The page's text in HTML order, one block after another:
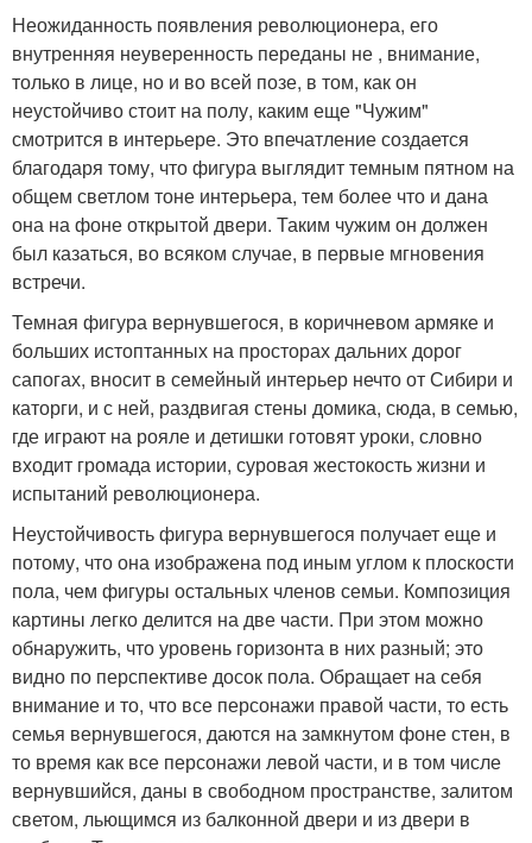
Неожиданность появления революционера, его
внутренняя неуверенность переданы не , внимание,
только в лице, но и во всей позе, в том, как он
неустойчиво стоит на полу, каким еще "Чужим"
смотрится в интерьере. Это впечатление создается
благодаря тому, что фигура выглядит темным пятном на
общем светлом тоне интерьера, тем более что и дана
она на фоне открытой двери. Таким чужим он должен
был казаться, во всяком случае, в первые мгновения
встречи.
Темная фигура вернувшегося, в коричневом армяке и
больших истоптанных на просторах дальних дорог
сапогах, вносит в семейный интерьер нечто от Сибири и
каторги, и с ней, раздвигая стены домика, сюда, в семью,
где играют на рояле и детишки готовят уроки, словно
входит громада истории, суровая жестокость жизни и
испытаний революционера.
Неустойчивость фигура вернувшегося получает еще и
потому, что она изображена под иным углом к плоскости
пола, чем фигуры остальных членов семьи. Композиция
картины легко делится на две части. При этом можно
обнаружить, что уровень горизонта в них разный; это
видно по перспективе досок пола. Обращает на себя
внимание и то, что все персонажи правой части, то есть
семья вернувшегося, даются на замкнутом фоне стен, в
то время как все персонажи левой части, и в том числе
вернувшийся, даны в свободном пространстве, залитом
светом, льющимся из балконной двери и из двери в